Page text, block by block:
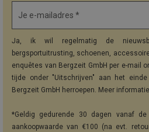
Je e-mailadres *
Ja, ik wil regelmatig de
bergsportuitrusting, schoenen,
enquêtes van Bergzeit GmbH per e-mail
tijde onder "Uitschrijven" aan het
Bergzeit GmbH herroepen. Meer
*Geldig gedurende 30 dagen vanaf
aankoopwaarde van €100 (na evt.